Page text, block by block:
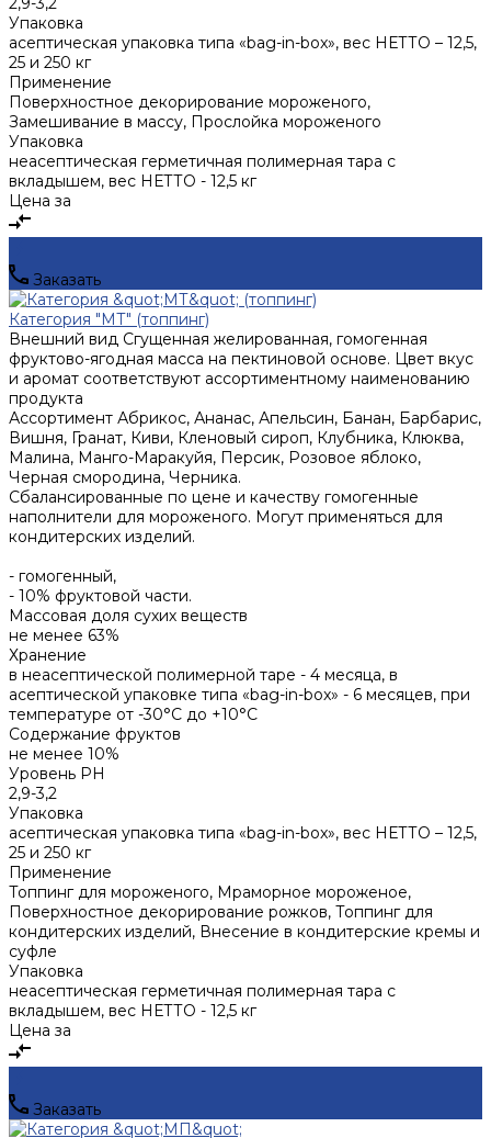
Упаковка
асептическая упаковка типа «bag-in-box», вес НЕТТО – 12,5,
25 и 250 кг
Применение
Поверхностное декорирование мороженого,
Замешивание в массу, Прослойка мороженого
Упаковка
неасептическая герметичная полимерная тара с
вкладышем, вес НЕТТО - 12,5 кг
Цена за
Заказать
Категория "МТ" (топпинг)
Внешний вид Сгущенная желированная, гомогенная
фруктово-ягодная масса на пектиновой основе. Цвет вкус
и аромат соответствуют ассортиментному наименованию
продукта
Ассортимент Абрикос, Ананас, Апельсин, Банан, Барбарис,
Вишня, Гранат, Киви, Кленовый сироп, Клубника, Клюква,
Малина, Манго-Маракуйя, Персик, Розовое яблоко,
Черная смородина, Черника.
Сбалансированные по цене и качеству гомогенные
наполнители для мороженого. Могут применяться для
кондитерских изделий.
- гомогенный,
- 10% фруктовой части.
Массовая доля сухих веществ
не менее 63%
Хранение
в неасептической полимерной таре - 4 месяца, в
асептической упаковке типа «bag-in-box» - 6 месяцев, при
температуре от -30°С до +10°С
Содержание фруктов
не менее 10%
Уровень PH
2,9-3,2
Упаковка
асептическая упаковка типа «bag-in-box», вес НЕТТО – 12,5,
25 и 250 кг
Применение
Топпинг для мороженого, Мраморное мороженое,
Поверхностное декорирование рожков, Топпинг для
кондитерских изделий, Внесение в кондитерские кремы и
суфле
Упаковка
неасептическая герметичная полимерная тара с
вкладышем, вес НЕТТО - 12,5 кг
Цена за
Заказать